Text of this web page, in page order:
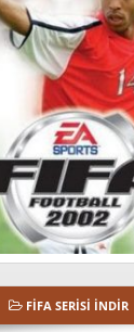
FIFA SERISI İNDIR